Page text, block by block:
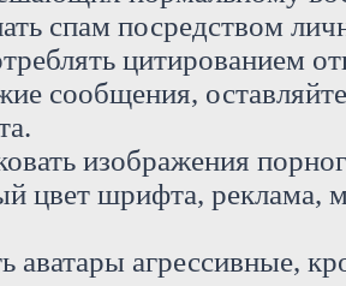
спам посредством
цитированием
сообщения,
изображения
цвет шрифта, реклама,
аватары агрессивные,